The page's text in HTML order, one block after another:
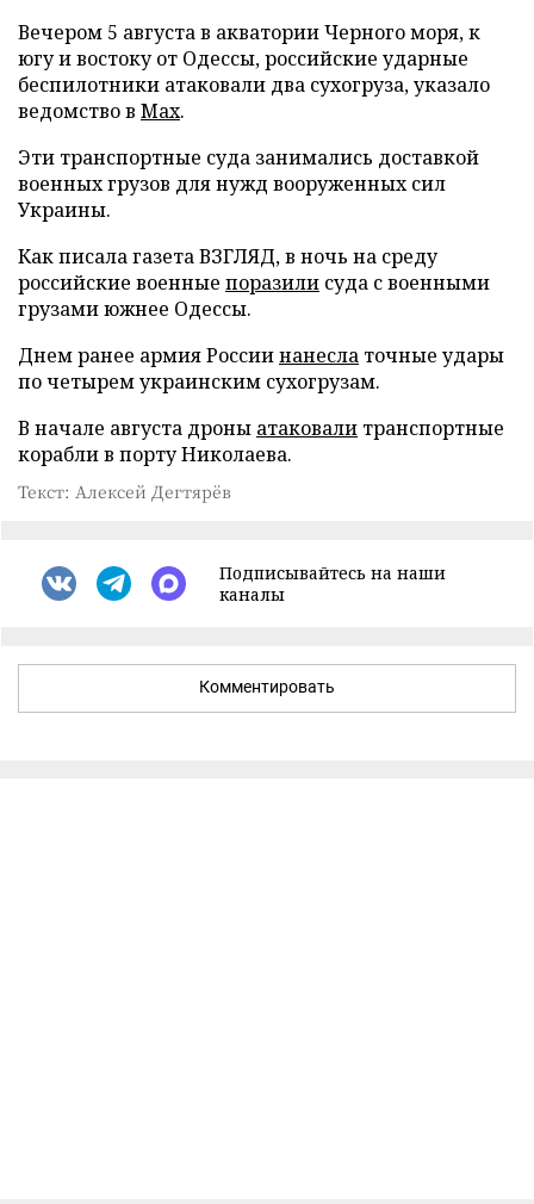
Вечером 5 августа в акватории Черного моря, к
югу и востоку от Одессы, российские ударные
беспилотники атаковали два сухогруза, указало
ведомство в Max.
Эти транспортные суда занимались доставкой
военных грузов для нужд вооруженных сил
Украины.
Как писала газета ВЗГЛЯД, в ночь на среду
российские военные поразили суда с военными
грузами южнее Одессы.
Днем ранее армия Россиинанесла точные удары
по четырем украинским сухогрузам.
В начале августа дроны атаковали транспортные
корабли в порту Николаева.
Текст: Алексей Дегтярёв
Подписывайтесь на наши
каналы
Комментировать